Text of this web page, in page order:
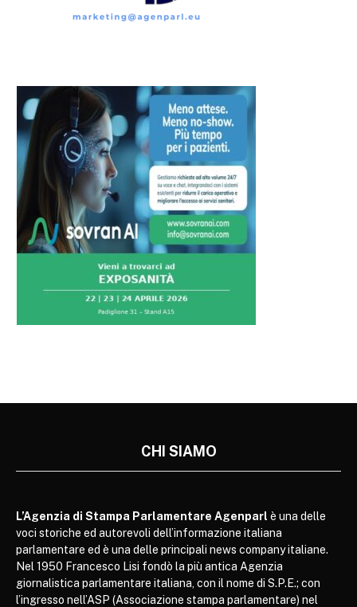
CHI SIAMO
L’Agenzia di Stampa Parlamentare Agenparl è una delle
voci storiche ed autorevoli dell’informazione italiana
parlamentare ed è una delle principali news company italiane.
Nel 1950 Francesco Lisi fondò la più antica Agenzia
giornalistica parlamentare italiana, con il nome di S.P.E.; con
l’ingresso nell’ASP (Associazione stampa parlamentare) nel